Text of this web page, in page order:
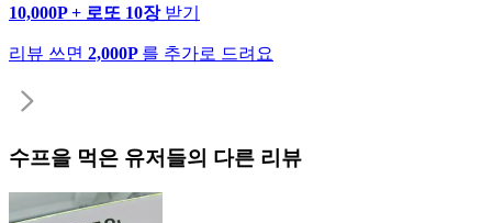
10,000P + 로또 10장 받기
리뷰 쓰면 2,000P 를 추가로 드려요
수프을 먹은 유저들의 다른 리뷰